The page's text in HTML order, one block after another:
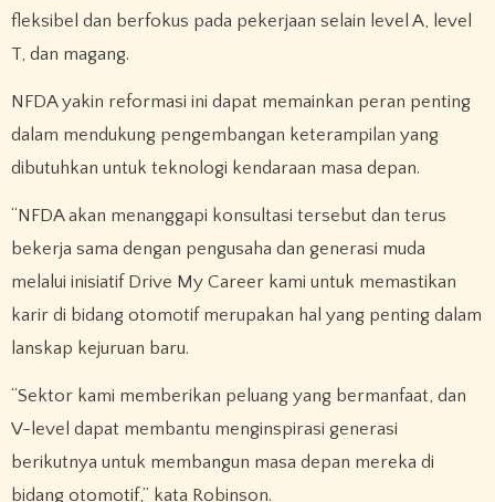
fleksibel dan berfokus pada pekerjaan selain level A, level
T, dan magang.
NFDA yakin reformasi ini dapat memainkan peran penting
dalam mendukung pengembangan keterampilan yang
dibutuhkan untuk teknologi kendaraan masa depan.
“NFDA akan menanggapi konsultasi tersebut dan terus
bekerja sama dengan pengusaha dan generasi muda
melalui inisiatif Drive My Career kami untuk memastikan
karir di bidang otomotif merupakan hal yang penting dalam
lanskap kejuruan baru.
“Sektor kami memberikan peluang yang bermanfaat, dan
V-level dapat membantu menginspirasi generasi
berikutnya untuk membangun masa depan mereka di
bidang otomotif,” kata Robinson.